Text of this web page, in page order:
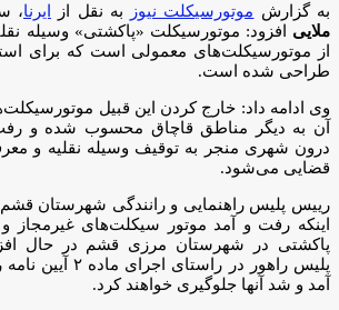
به گزارش موتورسیکلت نیوز به نقل از ایرنا،
ملایی افزود: موتورسیکلت «پاکشتی» وسیله
از موتورسیکلت‌های معمولی است که برای
طراحی شده است.
وی ادامه داد: خارج کردن این قبیل
آن به دیگر مناطق قاچاق محسوب شده و رفت
درون شهری منجر به توقیف وسیله نقلیه و
قضایی می‌شود.
رییس پلیس راهنمایی و رانندگی شهرستان قشم
اینکه رفت و آمد موتور سیکلت‌های غیرمجاز
پاکشتی در شهرستان مرزی قشم در حال
پلیس راهور در
آمد و شد آنها جلوگیری خواهند کرد.